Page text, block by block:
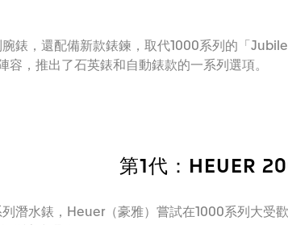
錶，還配備新款錶鍊，取代1000系列的「
容，推出了石英錶和自動錶款的一系列選項。
第1代：HEUER
潛水錶，Heuer（豪雅）嘗試在1000系列大受